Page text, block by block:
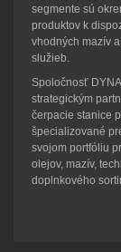
segmente sú
produktov k
vhodných mazív
služieb.
Spoločnosť
strategickým
čerpacie stanice
špecializované
svojom portfóliu
olejov, mazív,
doplnkového